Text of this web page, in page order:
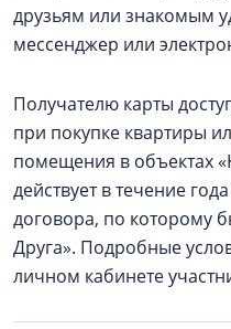
друзьям или знакомым
мессенджер или
Получателю карты
при покупке квартиры
помещения в объектах
действует в течение
договора, по которому
Друга». Подробные
личном кабинете